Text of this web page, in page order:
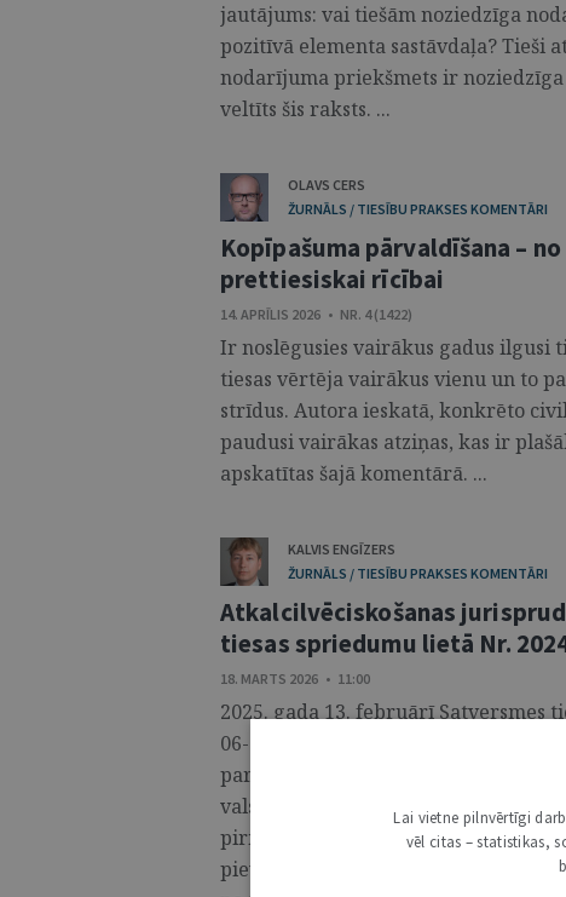
jautājums: vai tiešām noziedzīga
pozitīvā elementa sastāvdaļa? Tieši
nodarījuma priekšmets ir
veltīts šis raksts. ...
OLAVS CERS
ŽURNĀLS / TIESĪBU PRAKSES KOMENTĀRI
Kopīpašuma pārvaldīšana –
prettiesiskai rīcībai
14. APRĪLIS 2026 • NR. 4 (1422)
Ir noslēgusies vairākus gadus ilgusi
tiesas vērtēja vairākus vienu un to
strīdus. Autora ieskatā, konkrēto
paudusi vairākas atziņas, kas ir
apskatītas šajā komentārā. ...
KALVIS ENGĪZERS
ŽURNĀLS / TIESĪBU PRAKSES KOMENTĀRI
Atkalcilvēciskošanas
tiesas spriedumu lietā Nr.
18. MARTS 2026 • 11:00
2025. gada 13. februārī Satversmes
06-01,1 kurā tā atzina
partijām noteikto pienākumu
valsts valodu par atbilstošu Latvijas
pirmajā teikumā ietvertajām
pievienotas tiesneša Jāņa Neimaņa
Lai vietne pilnvērtīgi
vēl citas – statistikas,